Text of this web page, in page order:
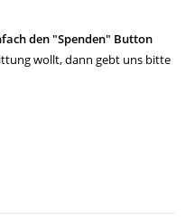
den "Spenden" Button
wollt, dann gebt uns bitte